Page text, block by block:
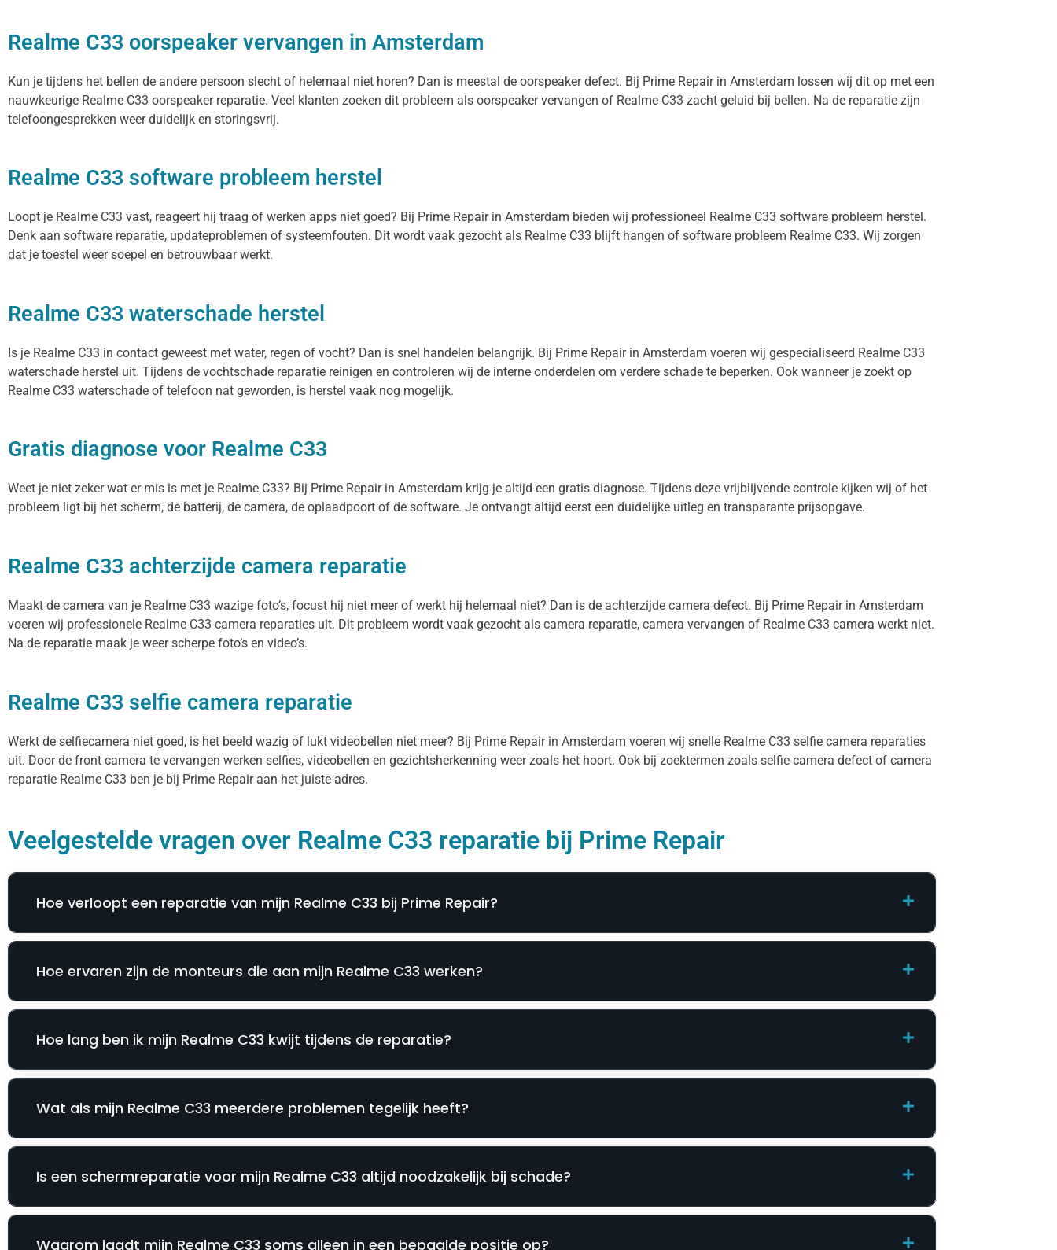
Realme C33 oorspeaker vervangen in Amsterdam
Kun je tijdens het bellen de andere persoon slecht of helemaal niet horen? Dan is meestal de oorspeaker defect. Bij Prime Repair in Amsterdam lossen wij dit op met een
nauwkeurige Realme C33 oorspeaker reparatie. Veel klanten zoeken dit probleem als oorspeaker vervangen of Realme C33 zacht geluid bij bellen. Na de reparatie zijn
telefoongesprekken weer duidelijk en storingsvrij.
Realme C33 software probleem herstel
Loopt je Realme C33 vast, reageert hij traag of werken apps niet goed? Bij Prime Repair in Amsterdam bieden wij professioneel Realme C33 software probleem herstel.
Denk aan software reparatie, updateproblemen of systeemfouten. Dit wordt vaak gezocht als Realme C33 blijft hangen of software probleem Realme C33. Wij zorgen
dat je toestel weer soepel en betrouwbaar werkt.
Realme C33 waterschade herstel
Is je Realme C33 in contact geweest met water, regen of vocht? Dan is snel handelen belangrijk. Bij Prime Repair in Amsterdam voeren wij gespecialiseerd Realme C33
waterschade herstel uit. Tijdens de vochtschade reparatie reinigen en controleren wij de interne onderdelen om verdere schade te beperken. Ook wanneer je zoekt op
Realme C33 waterschade of telefoon nat geworden, is herstel vaak nog mogelijk.
Gratis diagnose voor Realme C33
Weet je niet zeker wat er mis is met je Realme C33? Bij Prime Repair in Amsterdam krijg je altijd een gratis diagnose. Tijdens deze vrijblijvende controle kijken wij of het
probleem ligt bij het scherm, de batterij, de camera, de oplaadpoort of de software. Je ontvangt altijd eerst een duidelijke uitleg en transparante prijsopgave.
Realme C33 achterzijde camera reparatie
Maakt de camera van je Realme C33 wazige foto’s, focust hij niet meer of werkt hij helemaal niet? Dan is de achterzijde camera defect. Bij Prime Repair in Amsterdam
voeren wij professionele Realme C33 camera reparaties uit. Dit probleem wordt vaak gezocht als camera reparatie, camera vervangen of Realme C33 camera werkt niet.
Na de reparatie maak je weer scherpe foto’s en video’s.
Realme C33 selfie camera reparatie
Werkt de selfiecamera niet goed, is het beeld wazig of lukt videobellen niet meer? Bij Prime Repair in Amsterdam voeren wij snelle Realme C33 selfie camera reparaties
uit. Door de front camera te vervangen werken selfies, videobellen en gezichtsherkenning weer zoals het hoort. Ook bij zoektermen zoals selfie camera defect of camera
reparatie Realme C33 ben je bij Prime Repair aan het juiste adres.
Veelgestelde vragen over Realme C33 reparatie bij Prime Repair
Hoe verloopt een reparatie van mijn Realme C33 bij Prime Repair?
Hoe ervaren zijn de monteurs die aan mijn Realme C33 werken?
Hoe lang ben ik mijn Realme C33 kwijt tijdens de reparatie?
Wat als mijn Realme C33 meerdere problemen tegelijk heeft?
Is een schermreparatie voor mijn Realme C33 altijd noodzakelijk bij schade?
Waarom laadt mijn Realme C33 soms alleen in een bepaalde positie op?